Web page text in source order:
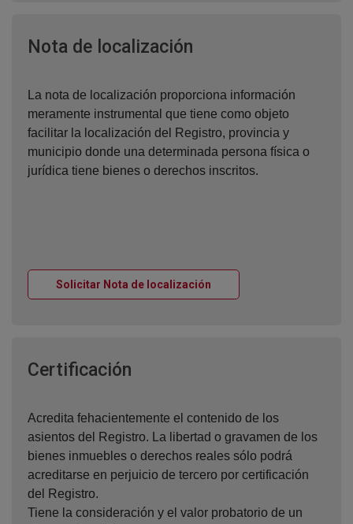
Nota de localización
La nota de localización proporciona información
meramente instrumental que tiene como objeto
facilitar la localización del Registro, provincia y
municipio donde una determinada persona física o
jurídica tiene bienes o derechos inscritos.
Solicitar Nota de localización
Certificación
Acredita fehacientemente el contenido de los
asientos del Registro. La libertad o gravamen de los
bienes inmuebles o derechos reales sólo podrá
acreditarse en perjuicio de tercero por certificación
del Registro.
Tiene la consideración y el valor probatorio de un